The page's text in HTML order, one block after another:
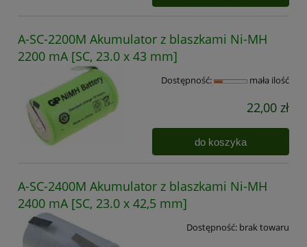
A-SC-2200M Akumulator z blaszkami Ni-MH
2200 mA [SC, 23.0 x 43 mm]
Dostępność: mała ilość
22,00 zł
do koszyka
A-SC-2400M Akumulator z blaszkami Ni-MH
2400 mA [SC, 23.0 x 42,5 mm]
Dostępność: brak towaru